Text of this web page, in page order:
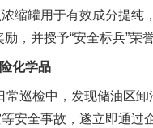
缩罐用于有效成分提纯
，并授予“安全标兵”荣誉
化学品
检中，发现储油区卸
安全事故，遂立即通过